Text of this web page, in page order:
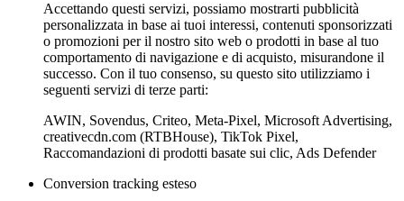
Accettando questi servizi, possiamo mostrarti pubblicità
personalizzata in base ai tuoi interessi, contenuti sponsorizzati
o promozioni per il nostro sito web o prodotti in base al tuo
comportamento di navigazione e di acquisto, misurandone il
successo. Con il tuo consenso, su questo sito utilizziamo i
seguenti servizi di terze parti:
AWIN, Sovendus, Criteo, Meta-Pixel, Microsoft Advertising,
creativecdn.com (RTBHouse), TikTok Pixel,
Raccomandazioni di prodotti basate sui clic, Ads Defender
Conversion tracking esteso